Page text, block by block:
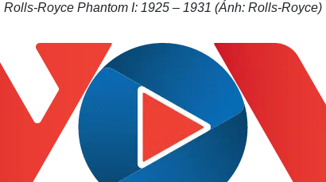
Rolls-Royce Phantom I: 1925 – 1931 (Ảnh: Rolls-Royce)